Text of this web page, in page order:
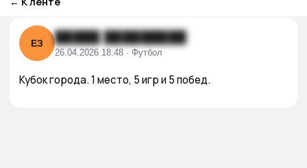
ЕЗ █████ █████████
26.04.2026 18:48 · Футбол
Кубок города. 1 место, 5 игр и 5 побед.